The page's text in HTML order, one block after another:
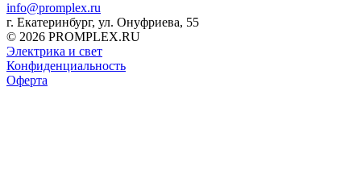
info@promplex.ru
г. Екатеринбург, ул. Онуфриева, 55
© 2026 PROMPLEX.RU
Электрика и свет
Конфиденциальность
Оферта